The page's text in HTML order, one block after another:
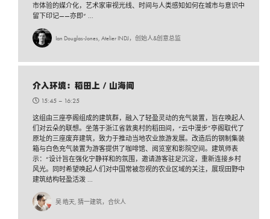
市体验的媒介化，艺术家审视光线、时间与人类感知如何在城市与意识中
留下印记——亦即“ ...
Ian Douglas-Jones, Atelier INDJ，创始人&创意总监
介入环境：稻田上 / 山海间
15:45 – 16:25
这组由三座亭阁组成的建筑群，融入了轻盈灵动的充气装置，旨在唤起人
们对云朵的联想。坐落于浙江省敦奥村的稻田间，“云中漫步”亭阁取代了
原址的三座废弃建筑，致力于推动当地农业旅游发展。改造后的钢制集装
箱与白色充气装置为游客提供了咖啡馆、阅览室和影院空间。建筑师表
示：“设计旨在强化宁静祥和的氛围，邀请游客驻足沉淀，重新连接乡村
风光。同时希望唤起人们对中国常被忽视的农业区域的关注，展现田野中
建筑结构轻盈活泼 ...
吴 皓天, 猜一建筑，合伙人